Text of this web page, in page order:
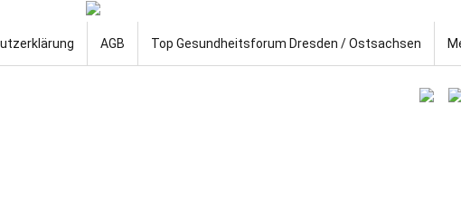
AGB Top Gesundheitsforum Dresden / Ostsachsen